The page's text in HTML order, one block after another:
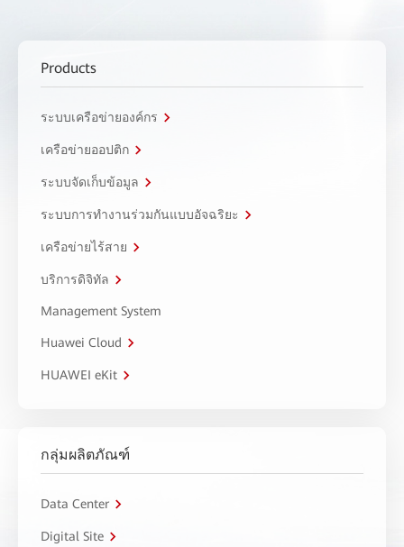
Products
ระบบเครือข่ายองค์กร
เครือข่ายออปติก
ระบบจัดเก็บข้อมูล
ระบบการทำงานร่วมกันแบบอัจฉริยะ
เครือข่ายไร้สาย
บริการดิจิทัล
Management System
Huawei Cloud
HUAWEI eKit
กลุ่มผลิตภัณฑ์
Data Center
Digital Site